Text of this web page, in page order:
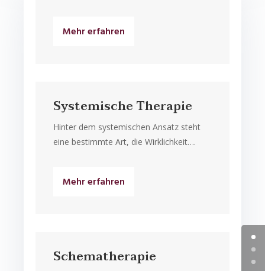
Mehr erfahren
Systemische Therapie
Hinter dem systemischen Ansatz steht
eine bestimmte Art, die Wirklichkeit….
Mehr erfahren
Schematherapie